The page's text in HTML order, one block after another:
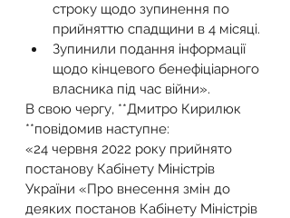
строку щодо зупинення по
прийняттю спадщини в 4 місяці.
Зупинили подання інформації
щодо кінцевого бенефіціарного
власника під час війни».
В свою чергу, **Дмитро Кирилюк
**повідомив наступне:
«24 червня 2022 року прийнято
постанову Кабінету Міністрів
України «Про внесення змін до
деяких постанов Кабінету Міністрів